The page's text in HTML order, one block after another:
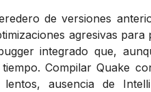
de versiones
agresivas
integrado que,
Compilar Quake
ausencia de